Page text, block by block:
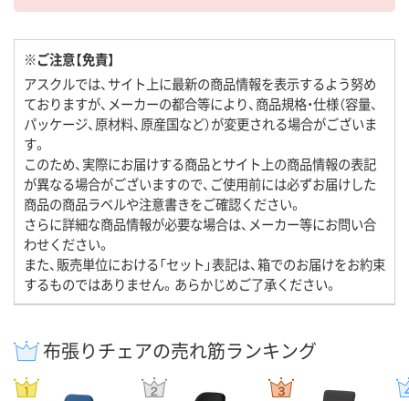
※ご注意【免責】
アスクルでは、サイト上に最新の商品情報を表示するよう努め
ておりますが、メーカーの都合等により、商品規格・仕様（容量、
パッケージ、原材料、原産国など）が変更される場合がございま
す。
このため、実際にお届けする商品とサイト上の商品情報の表記
が異なる場合がございますので、ご使用前には必ずお届けした
商品の商品ラベルや注意書きをご確認ください。
さらに詳細な商品情報が必要な場合は、メーカー等にお問い合
わせください。
また、販売単位における「セット」表記は、箱でのお届けをお約束
するものではありません。あらかじめご了承ください。
布張りチェアの売れ筋ランキング